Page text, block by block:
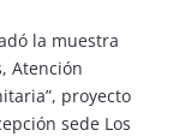
la muestra
Atención
proyecto
sede Los